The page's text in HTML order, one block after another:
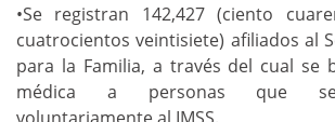
•Se registran 142,427 (ciento
cuatrocientos veintisiete) afiliados al
para la Familia, a través del cual se
médica a personas que se